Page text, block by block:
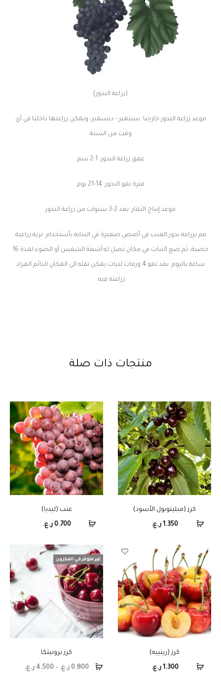
(زراعة البذور)
موعد زراعة البذور خارجيا: سبتمبر – ديسمبر، ويمكن زراعتها داخليا في أي
وقت من السنة
عمق زراعة البذور: 1-2 سم
فترة نمو البذور: 14-21 يوم
موعد إنتاج الثمار: بعد 2-3 سنوات من زراعة البذور
قم بزراعة بذور العنب في أصص صغيرة في البداية بأستخدام تربة زراعية
خصبة، ثم ضع النبات في مكان تصل له أشعة الشمس أو الضوء لمدة 16
ساعة باليوم. بعد نمو 4 ورقات لنبات يمكن نقله الي المكان الدائم المراد
زراعته فيه.
منتجات ذات صلة
كرز (ميليتوبول الأسود)
1.350 ر.ع.
عنب (ليديا)
0.700 ر.ع.
كرز (رينييه)
1.300 ر.ع.
غير متوفر في المخزون
كرز برونيتكا
0.800 ر.ع. –
4.500 ر.ع.